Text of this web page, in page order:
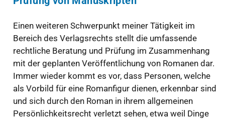
Einen weiteren Schwerpunkt meiner Tätigkeit im
Bereich des Verlagsrechts stellt die umfassende
rechtliche Beratung und Prüfung im Zusammenhang
mit der geplanten Veröffentlichung von Romanen dar.
Immer wieder kommt es vor, dass Personen, welche
als Vorbild für eine Romanfigur dienen, erkennbar sind
und sich durch den Roman in ihrem allgemeinen
Persönlichkeitsrecht verletzt sehen, etwa weil Dinge